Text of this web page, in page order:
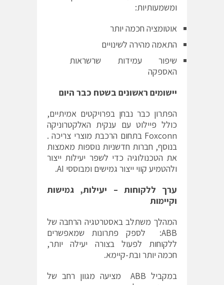
ומשמעותיות:
אוטומציה חכמה יותר
התאמה מהירה לשינויים
שיפור עמידות שרשראות
האספקה
יישומים ראשונים בשטח כבר היום
הפתרון כבר נבחן בפרויקטים אמיתיים,
כולל פיילוט עם ענקית האלקטרוניקה
Foxconn בתחום הרכבת מוצרי צריכה .
בנוסף, חברות חדשניות נוספות מאמצות
את הטכנולוגיה כדי לשפר יעילות ייצור
ולהטמיע קווי ייצור גמישים ומבוססי AI.
ערך ללקוחות – יעילות, גמישות
וקיימות
המהלך משתלב באסטרטגיה הרחבה של
ABB: לספק פתרונות שמאפשרים
ללקוחות לפעול בצורה יעילה יותר,
חכמה יותר ובת-קיימא.
במקביל ABB מציעה מגוון רחב של